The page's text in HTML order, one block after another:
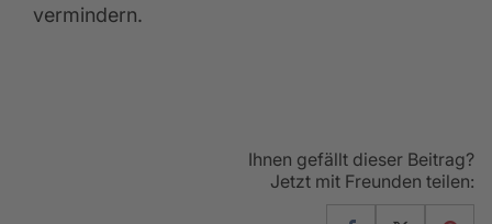
vermindern.
Ihnen gefällt dieser Beitrag?
Jetzt mit Freunden teilen: